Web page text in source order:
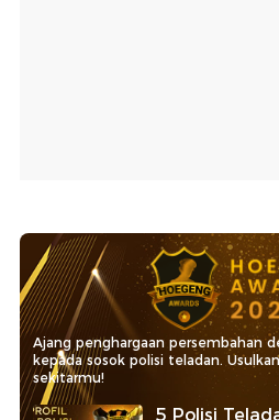
Ajang penghargaan persembahan
kepada sosok polisi teladan.
sekitarmu!
5 Polisi